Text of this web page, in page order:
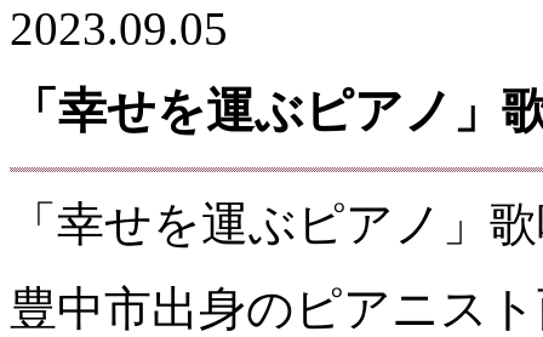
2023.09.05
「幸せを運ぶピアノ」
「幸せを運ぶピアノ」
豊中市出身のピアニス